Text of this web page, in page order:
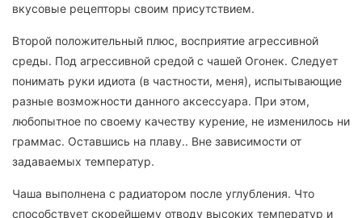
вкусовые рецепторы своим присутствием.
Второй положительный плюс, восприятие агрессивной
среды. Под агрессивной средой с чашей Огонек. Следует
понимать руки идиота (в частности, меня), испытывающие
разные возможности данного аксессуара. При этом,
любопытное по своему качеству курение, не изменилось ни
граммас. Оставшись на плаву.. Вне зависимости от
задаваемых температур.
Чаша выполнена с радиатором после углубления. Что
способствует скорейшему отводу высоких температур и